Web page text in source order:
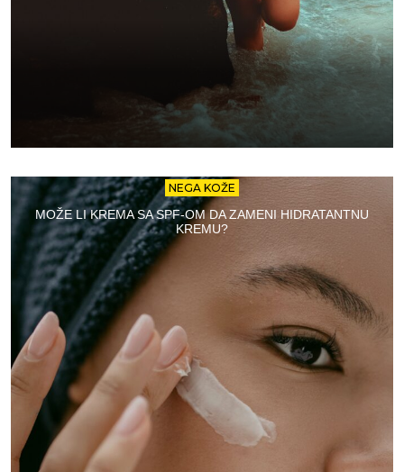
NEGA KOŽE
MOŽE LI KREMA SA SPF-OM DA ZAMENI HIDRATANTNU
KREMU?